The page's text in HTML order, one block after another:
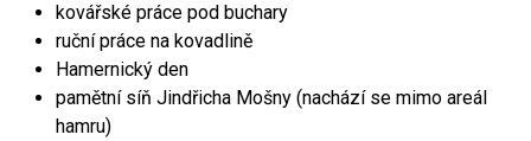
kovářské práce pod buchary
ruční práce na kovadlině
Hamernický den
pamětní síň Jindřicha Mošny (nachází se mimo areál
hamru)